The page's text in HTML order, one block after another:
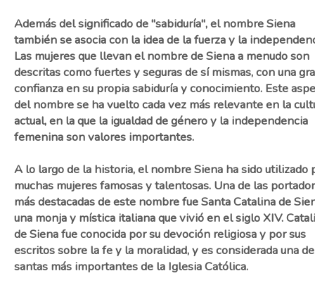
Además del significado de "sabiduría", el nombre Siena
también se asocia con la idea de la fuerza y la
Las mujeres que llevan el nombre de Siena a menudo son
descritas como fuertes y seguras de sí mismas, con una
confianza en su propia sabiduría y conocimiento. Este
del nombre se ha vuelto cada vez más relevante en la
actual, en la que la igualdad de género y la independencia
femenina son valores importantes.
A lo largo de la historia, el nombre Siena ha sido utilizado
muchas mujeres famosas y talentosas. Una de las
más destacadas de este nombre fue Santa Catalina de
una monja y mística italiana que vivió en el siglo XIV.
de Siena fue conocida por su devoción religiosa y por sus
escritos sobre la fe y la moralidad, y es considerada una
santas más importantes de la Iglesia Católica.